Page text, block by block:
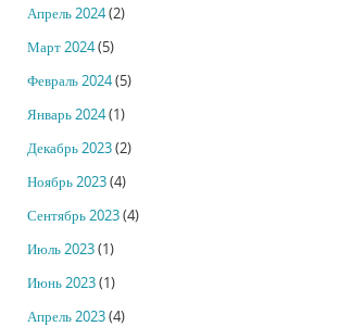
Апрель 2024(2)
Март 2024(5)
Февраль 2024(5)
Январь 2024(1)
Декабрь 2023(2)
Ноябрь 2023(4)
Сентябрь 2023(4)
Июль 2023(1)
Июнь 2023(1)
Апрель 2023(4)